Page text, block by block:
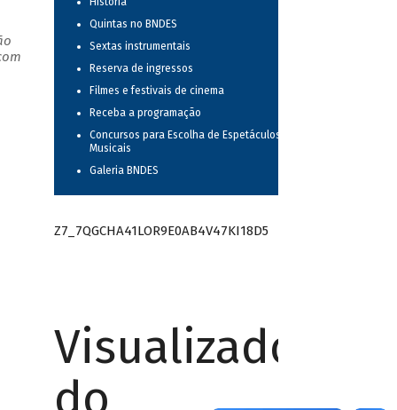
Quintas no BNDES
Sextas instrumentais
Reserva de ingressos
Filmes e festivais de cinema
Receba a programação
Concursos para Escolha de Espetáculos
Musicais
Galeria BNDES
Z7_7QGCHA41LOR9E0AB4V47KI18D5
Visualizador
do